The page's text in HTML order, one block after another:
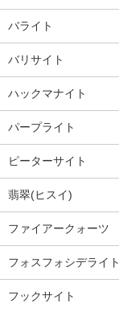
バライト
バリサイト
ハックマナイト
パープライト
ピーターサイト
翡翠(ヒスイ)
ファイアークォーツ
フォスフォシデライト
フックサイト